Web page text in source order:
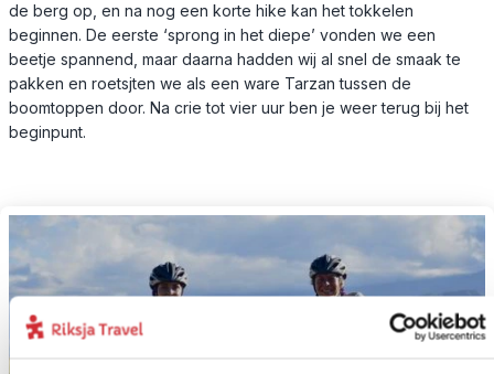
de berg op, en na nog een korte hike kan het tokkelen
beginnen. De eerste ‘sprong in het diepe’ vonden we een
beetje spannend, maar daarna hadden wij al snel de smaak te
pakken en roetsjten we als een ware Tarzan tussen de
boomtoppen door. Na crie tot vier uur ben je weer terug bij het
beginpunt.